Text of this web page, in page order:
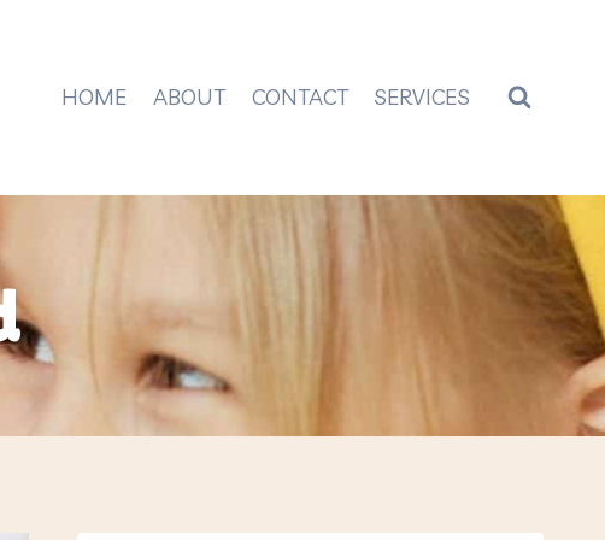
HOME ABOUT CONTACT SERVICES